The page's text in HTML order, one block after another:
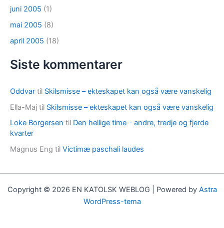
juni 2005 (1)
mai 2005 (8)
april 2005 (18)
Siste kommentarer
Oddvar til Skilsmisse – ekteskapet kan også være vanskelig
Ella-Maj til Skilsmisse – ekteskapet kan også være vanskelig
Loke Borgersen til Den hellige time – andre, tredje og fjerde
kvarter
Magnus Eng til Victimæ paschali laudes
Copyright © 2026 EN KATOLSK WEBLOG | Powered by Astra
WordPress-tema